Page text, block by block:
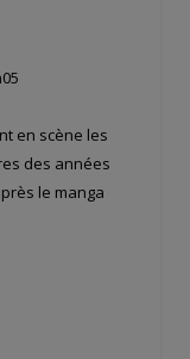
en scène les
des années
le manga